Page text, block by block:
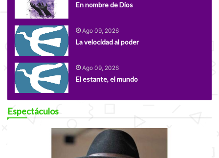
En nombre de Dios
Ago 09, 2026
La velocidad al poder
Ago 09, 2026
El estante, el mundo
Espectáculos